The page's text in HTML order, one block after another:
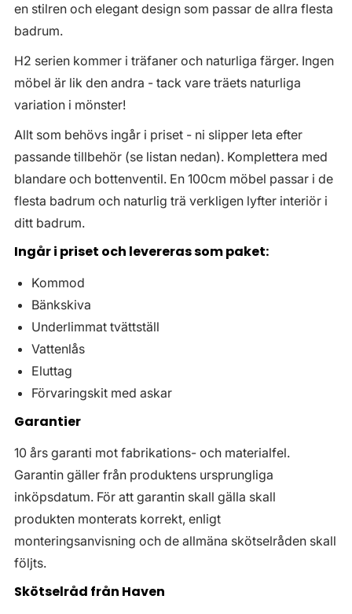
en stilren och elegant design som passar de allra flesta
badrum.
H2 serien kommer i träfaner och naturliga färger. Ingen
möbel är lik den andra - tack vare träets naturliga
variation i mönster!
Allt som behövs ingår i priset - ni slipper leta efter
passande tillbehör (se listan nedan). Komplettera med
blandare och bottenventil. En 100cm möbel passar i de
flesta badrum och naturlig trä verkligen lyfter interiör i
ditt badrum.
Ingår i priset och levereras som paket:
Kommod
Bänkskiva
Underlimmat tvättställ
Vattenlås
Eluttag
Förvaringskit med askar
Garantier
10 års garanti mot fabrikations- och materialfel.
Garantin gäller från produktens ursprungliga
inköpsdatum. För att garantin skall gälla skall
produkten monterats korrekt, enligt
monteringsanvisning och de allmäna skötselråden skall
följts.
Skötselråd från Haven